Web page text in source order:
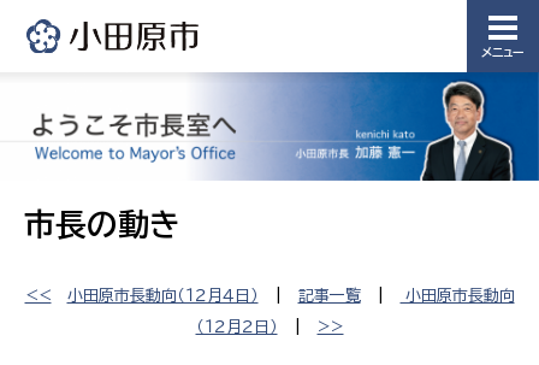
メニュー
市長の動き
<< 小田原市長動向（１２月４日） 記事一覧|
小田原市長動向
（１２月２日）
>>